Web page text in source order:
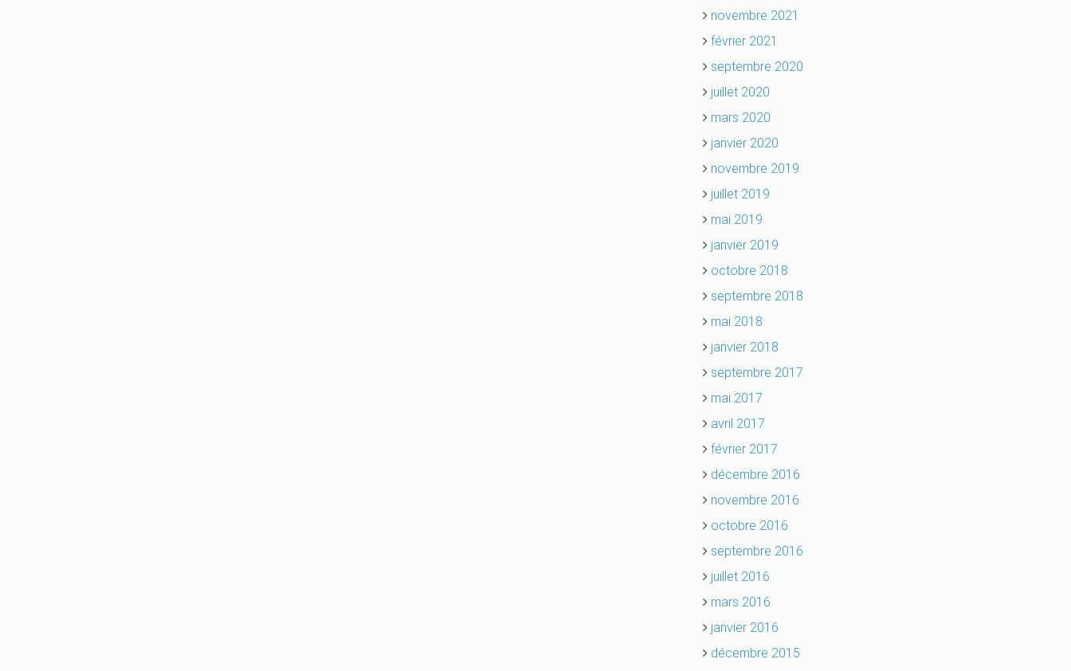
novembre 2021
février 2021
septembre 2020
juillet 2020
mars 2020
janvier 2020
novembre 2019
juillet 2019
mai 2019
janvier 2019
octobre 2018
septembre 2018
mai 2018
janvier 2018
septembre 2017
mai 2017
avril 2017
février 2017
décembre 2016
novembre 2016
octobre 2016
septembre 2016
juillet 2016
mars 2016
janvier 2016
décembre 2015